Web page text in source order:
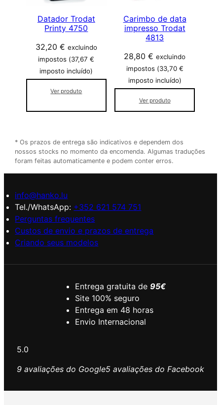
Datador Trodat
Printy 4750
32,20 € excluindo
impostos (37,67€
imposto incluído)
Ver produto
Carimbo de data
impresso Trodat
4813
28,80€ excluindo
impostos (33,70 €
imposto incluído)
Ver produto
* Os prazos de entrega são indicativos e dependem dos
nossos stocks no momento da encomenda. Algumas traduções
foram feitas automaticamente e podem conter erros.
info@hanko.lu
Tel./WhatsApp: +352 621 574 751
Perguntas frequentes
Custos de envio e prazos de entrega
Criando seus modelos
Entrega gratuita de 95€
Site 100% seguro
Entrega em 48 horas
Envio Internacional
5.0
9 avaliações do Google5 avaliações do Facebook